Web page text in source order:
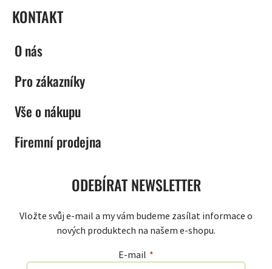
KONTAKT
O nás
Pro zákazníky
Vše o nákupu
Firemní prodejna
ODEBÍRAT NEWSLETTER
Vložte svůj e-mail a my vám budeme zasílat informace o
nových produktech na našem e-shopu.
E-mail